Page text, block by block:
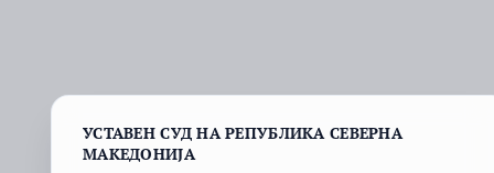
УСТАВЕН СУД НА РЕПУБЛИКА СЕВЕРНА
МАКЕДОНИЈА